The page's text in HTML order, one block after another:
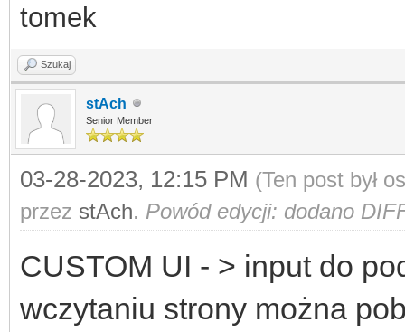
tomek
Szukaj
stAch
Senior Member
03-28-2023, 12:15 PM (Ten post był
przez stAch. Powód edycji: dodano
CUSTOM UI - > input do
wczytaniu strony można